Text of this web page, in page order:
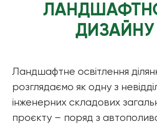
ДИЗАЙНУ
Ландшафтне освітлення
розглядаємо як одну з
інженерних складових
проєкту – поряд з